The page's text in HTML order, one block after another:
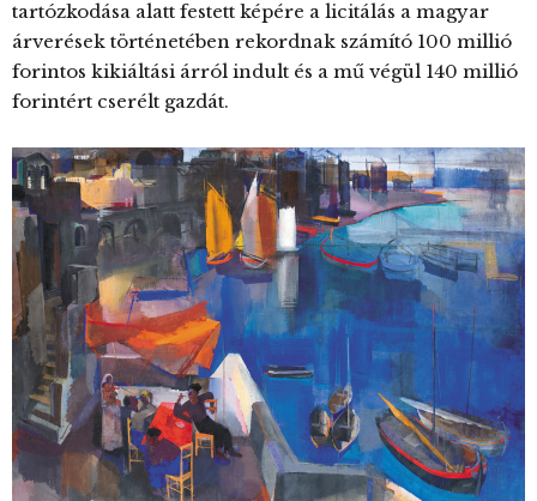
tartózkodása alatt festett képére a licitálás a magyar
árverések történetében rekordnak számító 100 millió
forintos kikiáltási árról indult és a mű végül 140 millió
forintért cserélt gazdát.